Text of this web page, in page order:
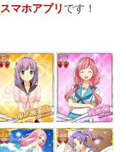
スマホアプリ です！